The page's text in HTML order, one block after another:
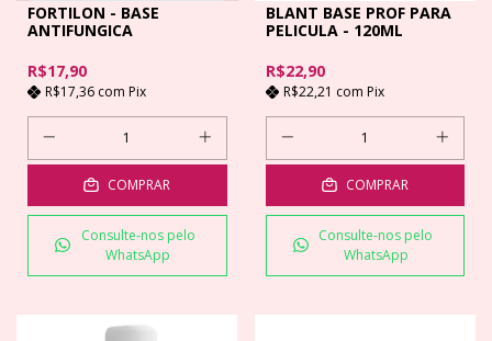
FORTILON - BASE
ANTIFUNGICA
R$17,90
R$17,36 com Pix
COMPRAR
Consulte-nos pelo
WhatsApp
BLANT BASE PROF PARA
PELICULA - 120ML
R$22,90
R$22,21 com Pix
COMPRAR
Consulte-nos pelo
WhatsApp